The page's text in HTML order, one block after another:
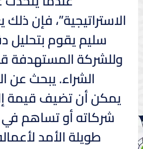
الاستراتيجية”، فإن
سليم يقوم
وللشركة المستهدفة
الشراء. يبحث عن
يمكن أن تضيف قيمة
شركاته أو تساهم
طويلة الأمد